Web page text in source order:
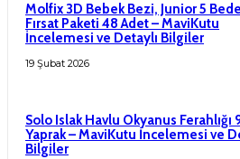
Molfix 3D Bebek Bezi, Junior 5
Fırsat Paketi 48 Adet – MaviKutu
İncelemesi ve Detaylı Bilgiler
19 Şubat 2026
Solo Islak Havlu Okyanus Ferahlığı
Yaprak – MaviKutu İncelemesi ve
Bilgiler